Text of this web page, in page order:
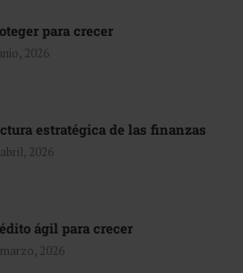
para crecer
2026
estratégica de las finanzas
2026
ágil para crecer
2026